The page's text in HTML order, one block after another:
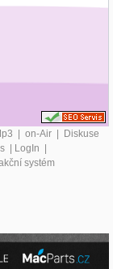
| on-Air | Diskuse
| LogIn |
systém